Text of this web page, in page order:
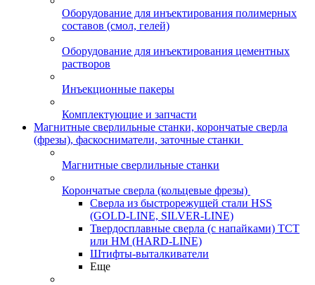
Оборудование для инъектирования полимерных
составов (смол, гелей)
Оборудование для инъектирования цементных
растворов
Инъекционные пакеры
Комплектующие и запчасти
Магнитные сверлильные станки, корончатые сверла
(фрезы), фаскосниматели, заточные станки
Магнитные сверлильные станки
Корончатые сверла (кольцевые фрезы)
Сверла из быстрорежущей стали HSS
(GOLD-LINE, SILVER-LINE)
Твердосплавные сверла (с напайками) ТСТ
или HM (HARD-LINE)
Штифты-выталкиватели
Еще